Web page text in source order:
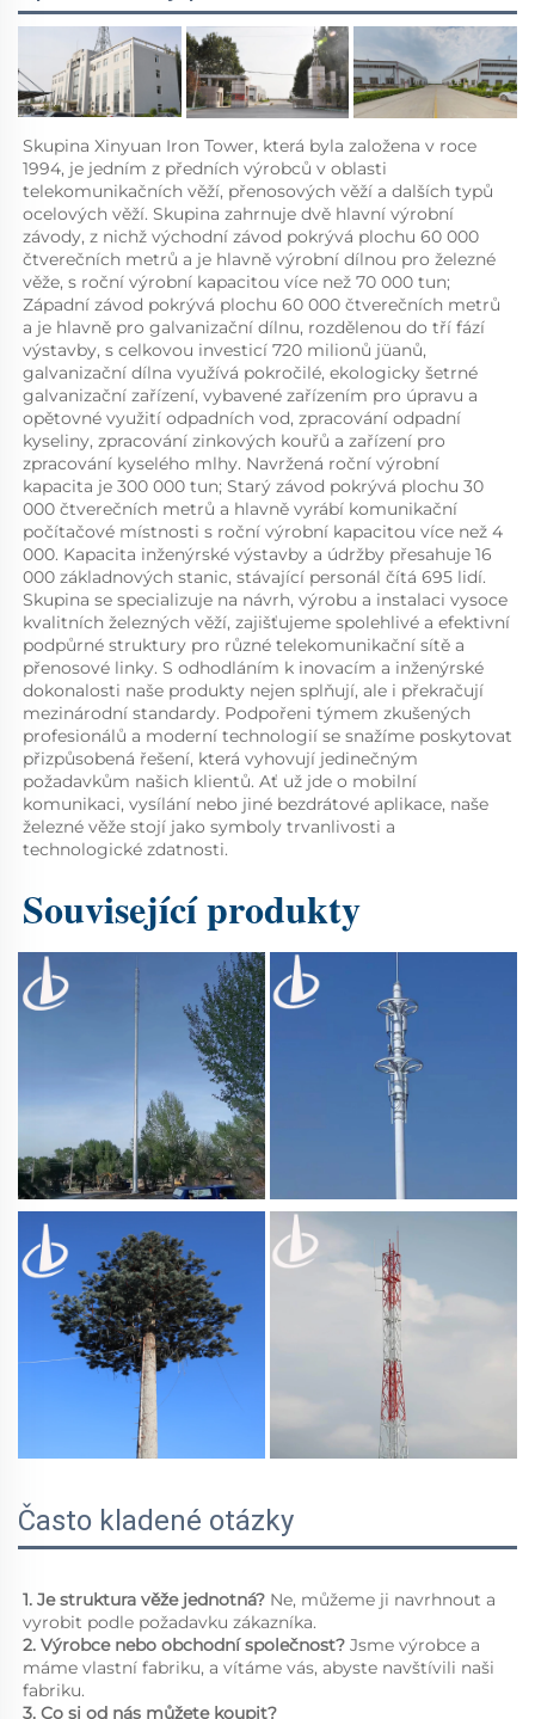
Skupina Xinyuan Iron Tower, která byla založena v roce
1994, je jedním z předních výrobců v oblasti
telekomunikačních věží, přenosových věží a dalších typů
ocelových věží. Skupina zahrnuje dvě hlavní výrobní
závody, z nichž východní závod pokrývá plochu 60 000
čtverečních metrů a je hlavně výrobní dílnou pro železné
věže, s roční výrobní kapacitou více než 70 000 tun;
Západní závod pokrývá plochu 60 000 čtverečních metrů
a je hlavně pro galvanizační dílnu, rozdělenou do tří fází
výstavby, s celkovou investicí 720 milionů jüanů,
galvanizační dílna využívá pokročilé, ekologicky šetrné
galvanizační zařízení, vybavené zařízením pro úpravu a
opětovné využití odpadních vod, zpracování odpadní
kyseliny, zpracování zinkových kouřů a zařízení pro
zpracování kyselého mlhy. Navržená roční výrobní
kapacita je 300 000 tun; Starý závod pokrývá plochu 30
000 čtverečních metrů a hlavně vyrábí komunikační
počítačové místnosti s roční výrobní kapacitou více než 4
000. Kapacita inženýrské výstavby a údržby přesahuje 16
000 základnových stanic, stávající personál čítá 695 lidí.
Skupina se specializuje na návrh, výrobu a instalaci vysoce
kvalitních železných věží, zajišťujeme spolehlivé a efektivní
podpůrné struktury pro různé telekomunikační sítě a
přenosové linky. S odhodláním k inovacím a inženýrské
dokonalosti naše produkty nejen splňují, ale i překračují
mezinárodní standardy. Podpořeni týmem zkušených
profesionálů a moderní technologií se snažíme poskytovat
přizpůsobená řešení, která vyhovují jedinečným
požadavkům našich klientů. Ať už jde o mobilní
komunikaci, vysílání nebo jiné bezdrátové aplikace, naše
železné věže stojí jako symboly trvanlivosti a
technologické zdatnosti.
Související produkty
Často kladené otázky
1. Je struktura věže jednotná? Ne, můžeme ji navrhnout a
vyrobit podle požadavku zákazníka.
2. Výrobce nebo obchodní společnost? Jsme výrobce a
máme vlastní fabriku, a vítáme vás, abyste navštívili naši
fabriku.
3. Co si od nás můžete koupit?